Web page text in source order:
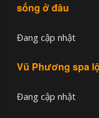
sống ở đâu
Đang cập nhật
Vũ Phương spa
Đang cập nhật